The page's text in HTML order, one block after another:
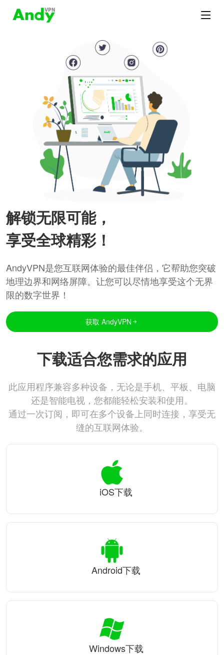
解锁无限可能，
享受全球精彩！
AndyVPN是您互联网体验的最佳伴侣，它帮助您突破
地理边界和网络屏障。让您可以尽情地享受这个无界
限的数字世界！
获取 AndyVPN
下载适合您需求的应用
此应用程序兼容多种设备，无论是手机、平板、电脑
还是智能电视，您都能轻松安装和使用。
通过一次订阅，即可在多个设备上同时连接，享受无
缝的互联网体验。
iOS下载
Android下载
Windows下载